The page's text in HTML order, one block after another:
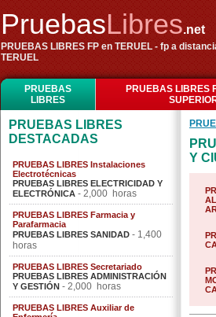
PruebasLibres.net
PRUEBAS LIBRES FP en TERUEL - fp a
TERUEL
PRUEBAS
LIBRES
PRUEBAS LIBRES
PRUEBAS LIBRES
DESTACADAS
PRUEBAS LIBRES Instalaciones
Electrotécnicas
PRUEBAS LIBRES ELECTRICIDAD Y
ELECTRÓNICA - 2,000 horas
PRUEBAS LIBRES Farmacia y
Parafarmacia
PRUEBAS LIBRES SANIDAD - 1,400
horas
PRUEBAS LIBRES Secretariado
PRUEBAS LIBRES ADMINISTRACIÓN
Y GESTIÓN - 2,000 horas
PRUEBAS LIBRES Auxiliar de
Y